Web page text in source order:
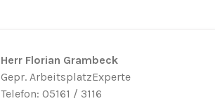
Herr Florian Grambeck
Gepr. ArbeitsplatzExperte
Telefon: 05161 / 3116